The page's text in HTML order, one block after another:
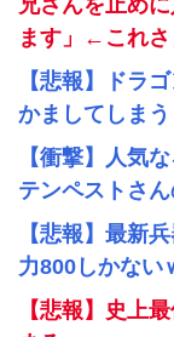
兄さんを止め
ます」←これさ
【悲報】ドラ
かましてしま
【衝撃】人気
テンペストさ
【悲報】最新
力800しかない
【悲報】史上